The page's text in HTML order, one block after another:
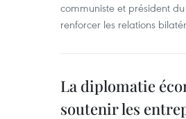
communiste et président
renforcer les relations
La diplomatie
soutenir les